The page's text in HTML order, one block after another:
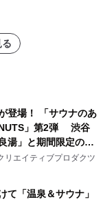
トを発表
登場！ 「サウナのあ
」第2弾 渋谷
湯」と期間限定のコ
サウナイキタイコラ
定！
リエイティブプロダクツ
て「温泉＆サウナ」